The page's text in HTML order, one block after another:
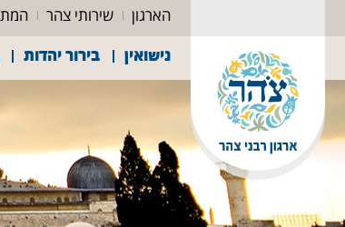
הארגון שירותי צהר
נישואין
בירור יהדות